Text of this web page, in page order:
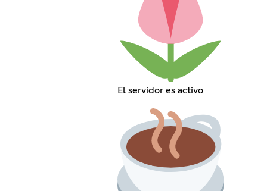
El servidor es activo